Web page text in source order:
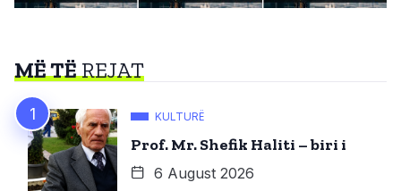
MË TËREJAT
KULTURË
Prof. Mr. Shefik Haliti – biri i
6 August 2026